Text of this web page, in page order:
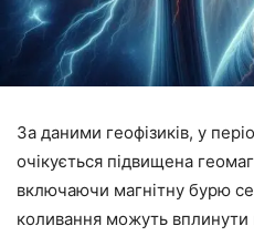
За даними геофізиків, у
очікується підвищена
включаючи магнітну бурю
коливання можуть вплинути